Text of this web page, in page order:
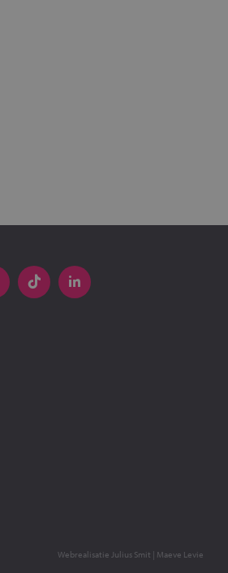
Webrealisatie Julius Smit | Maeve Levie